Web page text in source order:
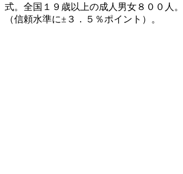
式。全国１９歳以上の成人男女８００人
（信頼水準に±３．５％ポイント）。